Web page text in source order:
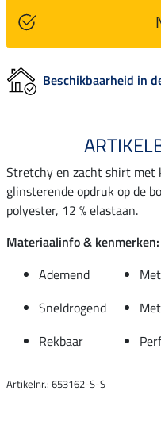
Beschikbaarheid in
Stretchy en zacht shirt met
glinsterende opdruk op de
polyester, 12 % elastaan.
Materiaalinfo & kenmerken:
Ademend
Sneldrogend
Rekbaar
Artikelnr.: 653162-S-S